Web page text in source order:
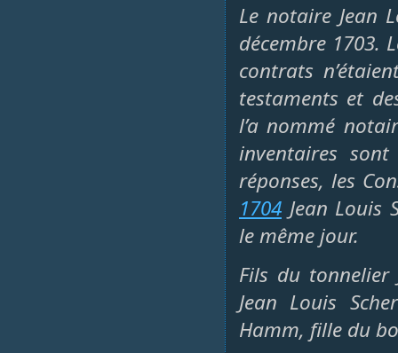
Le notaire Jean
décembre 1703.
contrats
testaments et
l’a nommé
inventaires
réponses, les
1704 Jean Louis
le même jour.
Fils du tonnelier
Jean Louis
Hamm, fille du